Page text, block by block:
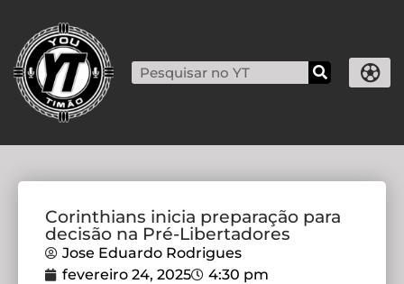
Corinthians inicia preparação para
decisão na Pré-Libertadores
Jose Eduardo Rodrigues
fevereiro 24, 2025
4:30 pm